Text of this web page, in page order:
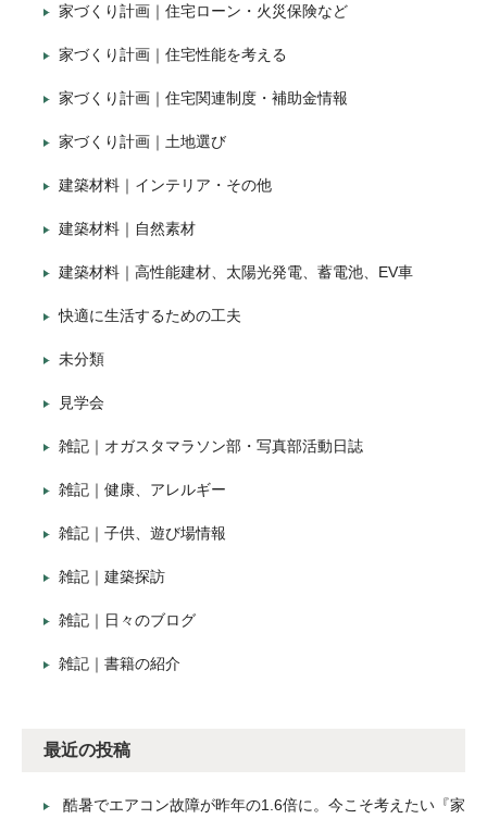
家づくり計画｜住宅ローン・火災保険など
家づくり計画｜住宅性能を考える
家づくり計画｜住宅関連制度・補助金情報
家づくり計画｜土地選び
建築材料｜インテリア・その他
建築材料｜自然素材
建築材料｜高性能建材、太陽光発電、蓄電池、EV車
快適に生活するための工夫
未分類
見学会
雑記｜オガスタマラソン部・写真部活動日誌
雑記｜健康、アレルギー
雑記｜子供、遊び場情報
雑記｜建築探訪
雑記｜日々のブログ
雑記｜書籍の紹介
最近の投稿
酷暑でエアコン故障が昨年の1.6倍に。今こそ考えたい『家